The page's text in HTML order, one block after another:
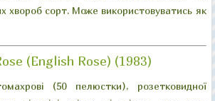
хвороб сорт. Може використовуватись як
(English Rose) (1983)
(50 пелюстки), розетковидної